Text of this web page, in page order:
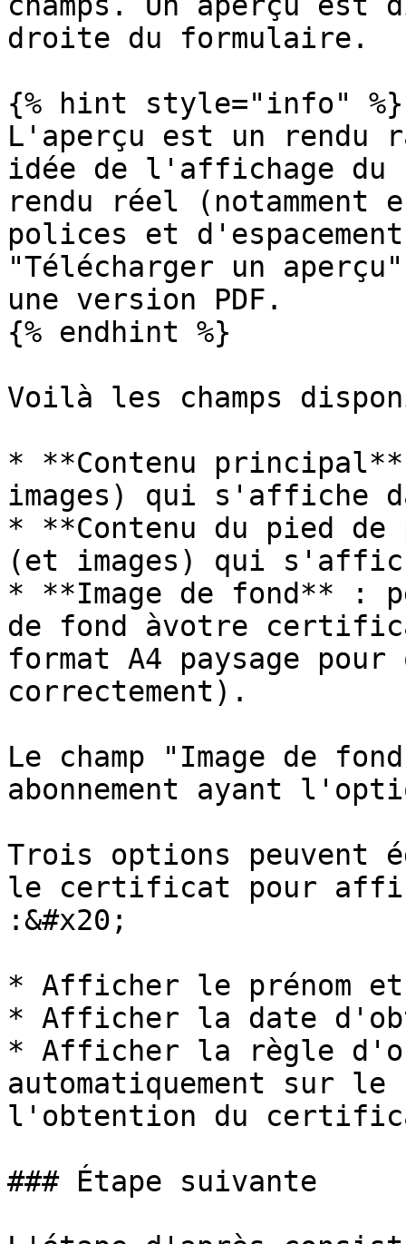
droite du formulaire.
{% hint style="info" %}
L'aperçu est un rendu
idée de l'affichage
rendu réel
polices et
"Télécharger un
une version PDF.
{% endhint %}
Voilà les champs
* **Contenu
images) qui s'affiche
* **Contenu du pied
(et images) qui
* **Image de fond** :
de fond àvotre
format A4 paysage
correctement).
Le champ "Image de
abonnement ayant
Trois options peuvent
le certificat pour
:&#x20;
* Afficher le prénom et
* Afficher la date
* Afficher la règle
automatiquement sur
l'obtention du
### Étape suivante